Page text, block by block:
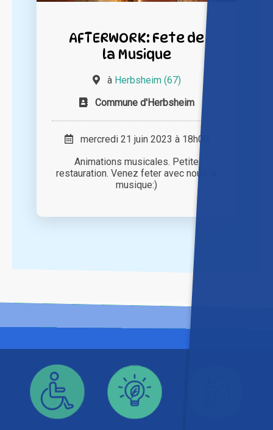
AFTERWORK: Fete de
la Musique
à Herbsheim (67)
Commune d'Herbsheim
mercredi 21 juin 2023 à 18h00
Animations musicales. Petite
restauration. Venez feter avec nous la
musique:)